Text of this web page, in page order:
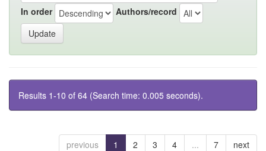
In order Authors/record
Results 1-10 of 64 (Search time: 0.005 seconds).
previous 1 2 3 4 ... 7 next